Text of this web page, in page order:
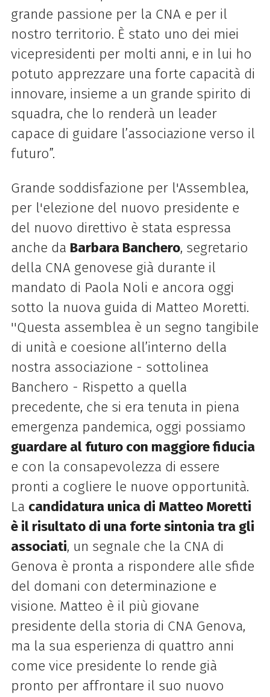
grande passione per la CNA e per il
nostro territorio. È stato uno dei miei
vicepresidenti per molti anni, e in lui ho
potuto apprezzare una forte capacità di
innovare, insieme a un grande spirito di
squadra, che lo renderà un leader
capace di guidare l’associazione verso il
futuro”.
Grande soddisfazione per l'Assemblea,
per l'elezione del nuovo presidente e
del nuovo direttivo è stata espressa
anche da Barbara Banchero, segretario
della CNA genovese già durante il
mandato di Paola Noli e ancora oggi
sotto la nuova guida di Matteo Moretti.
''Questa assemblea è un segno tangibile
di unità e coesione all’interno della
nostra associazione - sottolinea
Banchero - Rispetto a quella
precedente, che si era tenuta in piena
emergenza pandemica, oggi possiamo
guardare al futuro con maggiore fiducia
e con la consapevolezza di essere
pronti a cogliere le nuove opportunità.
La candidatura unica di Matteo Moretti
è il risultato di una forte sintonia tra gli
associati, un segnale che la CNA di
Genova è pronta a rispondere alle sfide
del domani con determinazione e
visione. Matteo è il più giovane
presidente della storia di CNA Genova,
ma la sua esperienza di quattro anni
come vice presidente lo rende già
pronto per affrontare il suo nuovo